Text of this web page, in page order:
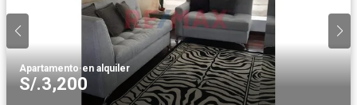
Apartamento·en alquiler
S/.3,200